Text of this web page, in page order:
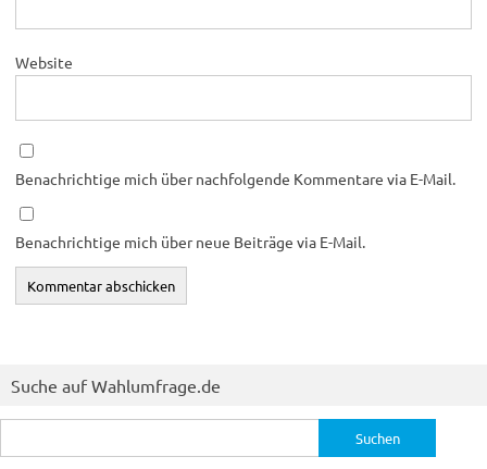
Website
Benachrichtige mich über nachfolgende Kommentare via E-Mail.
Benachrichtige mich über neue Beiträge via E-Mail.
Suche auf Wahlumfrage.de
nach: